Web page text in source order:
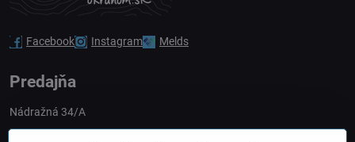
Facebook Instagram Melds
Predajňa
Nádražná 34/A